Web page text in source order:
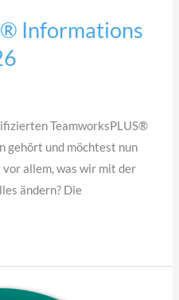
Informations
TeamworksPLUS®
gehört und möchtest nun
allem, was wir mit der
ändern? Die